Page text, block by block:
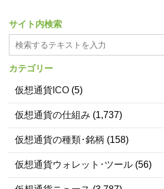
サイト内検索
カテゴリー
仮想通貨ICO (5)
仮想通貨の仕組み (1,737)
仮想通貨の種類･銘柄 (158)
仮想通貨ウォレット･ツール (56)